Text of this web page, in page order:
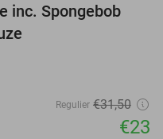
27%
inc. Spongebob
Regulier €31,50
€23